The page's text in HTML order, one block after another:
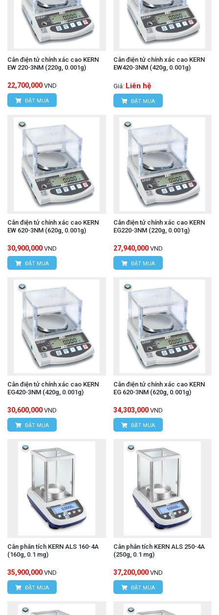
Cân điện tử chính xác cao KERN
EW 220-3NM (220g, 0.001g)
22,700,000 VND
ĐẶT MUA
Cân điện tử chính xác cao KERN
EW420-3NM (420g, 0.001g)
Giá: Liên hệ
ĐẶT MUA
Cân điện tử chính xác cao KERN
EW 620-3NM (620g, 0.001g)
30,900,000 VND
ĐẶT MUA
Cân điện tử chính xác cao KERN
EG220-3NM (220g, 0.001g)
27,940,000 VND
ĐẶT MUA
Cân điện tử chính xác cao KERN
EG420-3NM (420g, 0.001g)
30,600,000 VND
ĐẶT MUA
Cân điện tử chính xác cao KERN
EG 620-3NM (620g, 0.001g)
34,303,000 VND
ĐẶT MUA
Cân phân tích KERN ALS 160-4A
(160g, 0.1 mg)
35,900,000 VND
ĐẶT MUA
Cân phân tích KERN ALS 250-4A
(250g, 0.1 mg)
37,200,000 VND
ĐẶT MUA